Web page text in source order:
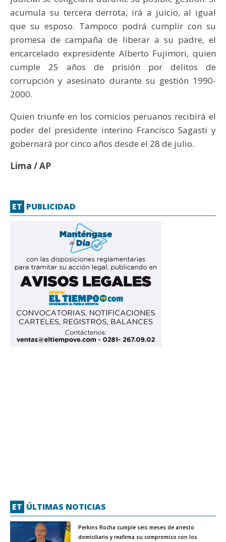
acumula su tercera derrota, irá a juicio, al igual
que su esposo. Tampoco podrá cumplir con su
promesa de campaña de liberar a su padre, el
encarcelado expresidente Alberto Fujimori, quien
cumple 25 años de prisión por delitos de
corrupción y asesinato durante su gestión 1990-
2000.
Quien triunfe en los comicios peruanos recibirá el
poder del presidente interino Francisco Sagasti y
gobernará por cinco años desde el 28 de julio.
Lima / AP
ET PUBLICIDAD
ET ÚLTIMAS NOTICIAS
Perkins Rocha cumple seis meses de arresto
domiciliario y reafirma su compromiso con los